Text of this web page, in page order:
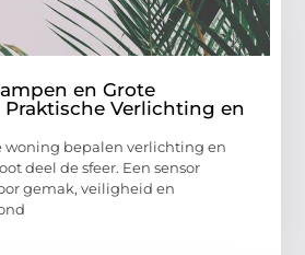
en Grote
Verlichting en
woning bepalen verlichting en
deel de sfeer. Een sensor
gemak, veiligheid en